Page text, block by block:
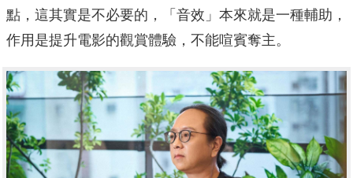
點，這其實是不必要的，「音效」本來就是一種輔助，
作用是提升電影的觀賞體驗，不能喧賓奪主。